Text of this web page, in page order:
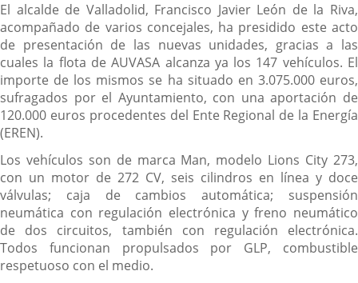
El alcalde de Valladolid, Francisco Javier León de la Riva,
acompañado de varios concejales, ha presidido este acto
de presentación de las nuevas unidades, gracias a las
cuales la flota de AUVASA alcanza ya los 147 vehículos. El
importe de los mismos se ha situado en 3.075.000 euros,
sufragados por el Ayuntamiento, con una aportación de
120.000 euros procedentes del Ente Regional de la Energía
(EREN).
Los vehículos son de marca Man, modelo Lions City 273,
con un motor de 272 CV, seis cilindros en línea y doce
válvulas; caja de cambios automática; suspensión
neumática con regulación electrónica y freno neumático
de dos circuitos, también con regulación electrónica.
Todos funcionan propulsados por GLP, combustible
respetuoso con el medio.